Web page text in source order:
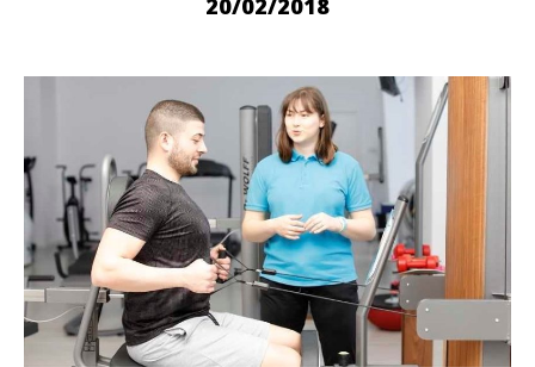
20/02/2018